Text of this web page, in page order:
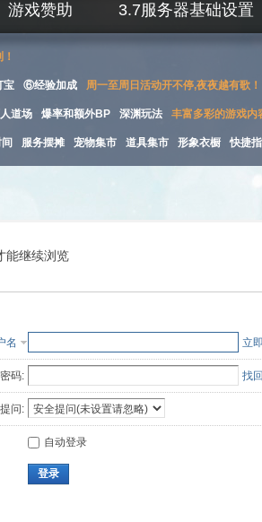
游戏赞助 3.7服务器基础设置
宝 ⑥经验加成 周一至周日活动开不停,夜夜越有歌！
道场 爆率和额外BP 深渊玩法 丰富多彩的游戏内
服务摆摊 宠物集市 道具集市 形象衣橱 快捷
能继续浏览
名 立
密码: 找
问:
自动登录
登录